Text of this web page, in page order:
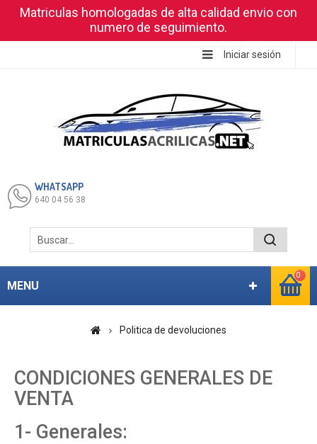
Matriculas homologadas de alta calidad envio con
numero de seguimiento.
Iniciar sesión
0
WHATSAPP
640 04 56 38
MENU
Politica de devoluciones
CONDICIONES GENERALES DE
VENTA
1- Generales: